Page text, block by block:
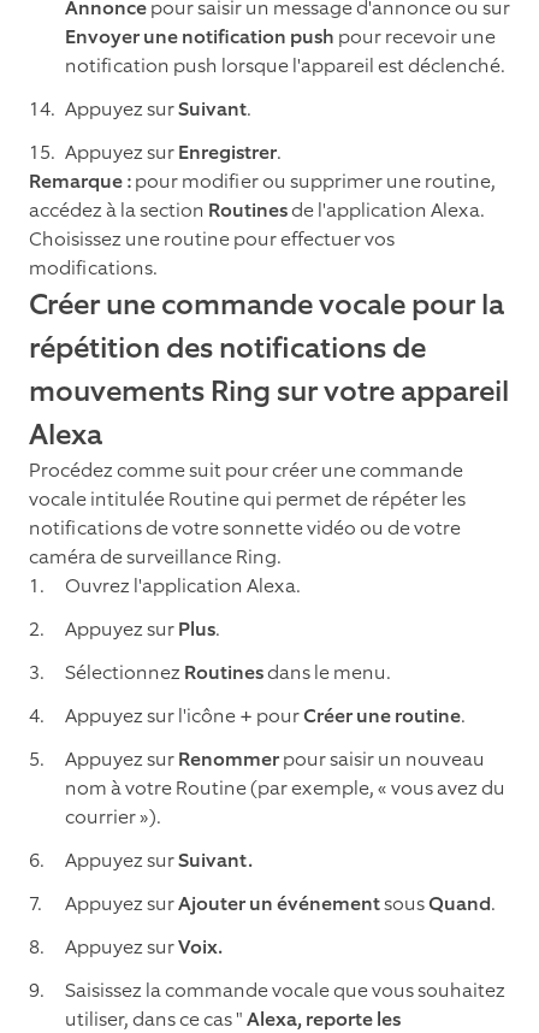
Annoncepour saisir un message d'annonce ou sur
Envoyer une notification push pour recevoir une
notification push lorsque l'appareil est déclenché.
Appuyez surSuivant.
Appuyez surEnregistrer.
Remarque :pour modifier ou supprimer une routine,
accédez à la section Routinesde l'application Alexa.
Choisissez une routine pour effectuer vos
modifications.
Créer une commande vocale pour la
répétition des notifications de
mouvements Ring sur votre appareil
Alexa
Procédez comme suit pour créer une commande
vocale intitulée Routine qui permet de répéter les
notifications de votre sonnette vidéo ou de votre
caméra de surveillance Ring.
Ouvrez l'application Alexa.
Appuyez surPlus.
Sélectionnez Routinesdans le menu.
Appuyez sur l'icône+ pourCréer une routine.
Appuyez surRenommerpour saisir un nouveau
nom à votre Routine (par exemple, « vous avez du
courrier »).
Appuyez surSuivant.
Appuyez surAjouter un événementsousQuand.
Appuyez surVoix.
Saisissez la commande vocale que vous souhaitez
utiliser, dans ce cas "Alexa, reporte les